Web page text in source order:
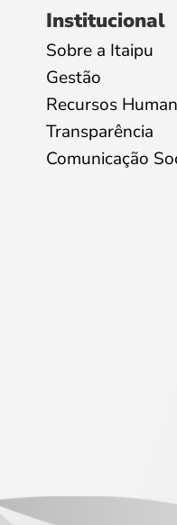
Institucional
Sobre a Itaipu
Gestão
Recursos
Transparência
Comunicação